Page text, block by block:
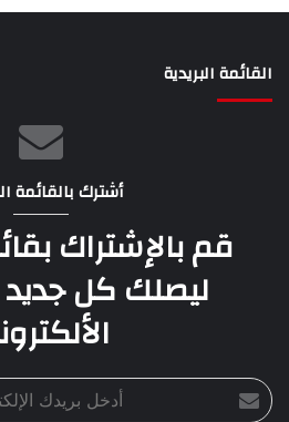
القائمة البريدية
أشترك بالقائمة
قم بالإشتراك
ليصلك كل جديد
أدخل
بريدك